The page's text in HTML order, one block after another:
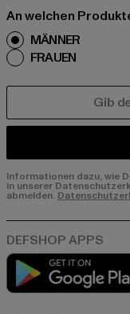
An welchen
MÄNNER
FRAUEN
Informationen dazu, wie
in unserer
abmelden.